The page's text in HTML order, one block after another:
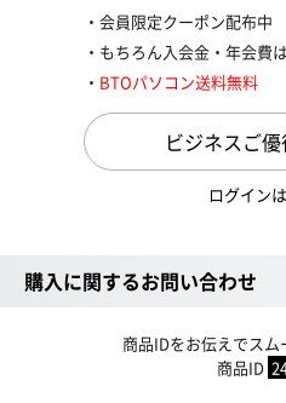
会員限定クーポン配布中
もちろん入会金・年会費
BTOパソコン送料無料
ビジネスご
ログイン
購入に関するお問い合わせ
商品IDをお伝えでス
商品ID